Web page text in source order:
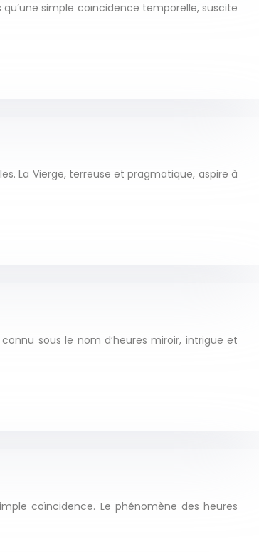
simple coïncidence temporelle, suscite
La Vierge, terreuse et pragmatique, aspire à
sous le nom d’heures miroir, intrigue et
coïncidence. Le phénomène des heures